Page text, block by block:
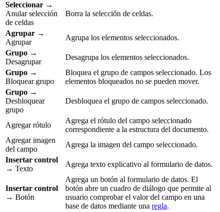
Seleccionar →
Anular selección
de celdas
Borra la selección de celdas.
Agrupar →
Agrupar
Agrupa los elementos seleccionados.
Grupo →
Desagrupar
Desagrupa los elementos seleccionados.
Grupo →
Bloquear grupo
Bloquea el grupo de campos seleccionado. Los
elementos bloqueados no se pueden mover.
Grupo →
Desbloquear
grupo
Desbloquea el grupo de campos seleccionado.
Agregar rótulo
Agrega el rótulo del campo seleccionado
correspondiente a la estructura del documento.
Agregar imagen
del campo
Agrega la imagen del campo seleccionado.
Insertar control
→ Texto
Agrega texto explicativo al formulario de datos.
Insertar control
→ Botón
Agrega un botón al formulario de datos. El
botón abre un cuadro de diálogo que permite al
usuario comprobar el valor del campo en una
base de datos mediante una regla.